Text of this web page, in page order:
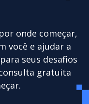
onde começar,
você e ajudar a
seus desafios
gratuita